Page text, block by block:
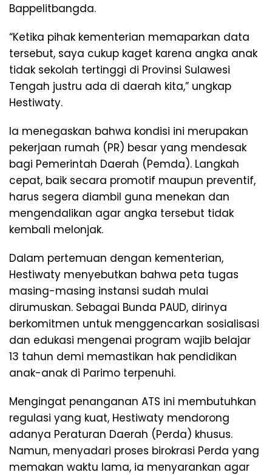
Bappelitbangda.
“Ketika pihak kementerian memaparkan data
tersebut, saya cukup kaget karena angka anak
tidak sekolah tertinggi di Provinsi Sulawesi
Tengah justru ada di daerah kita,” ungkap
Hestiwaty.
Ia menegaskan bahwa kondisi ini merupakan
pekerjaan rumah (PR) besar yang mendesak
bagi Pemerintah Daerah (Pemda). Langkah
cepat, baik secara promotif maupun preventif,
harus segera diambil guna menekan dan
mengendalikan agar angka tersebut tidak
kembali melonjak.
Dalam pertemuan dengan kementerian,
Hestiwaty menyebutkan bahwa peta tugas
masing-masing instansi sudah mulai
dirumuskan. Sebagai Bunda PAUD, dirinya
berkomitmen untuk menggencarkan sosialisasi
dan edukasi mengenai program wajib belajar
13 tahun demi memastikan hak pendidikan
anak-anak di Parimo terpenuhi.
Mengingat penanganan ATS ini membutuhkan
regulasi yang kuat, Hestiwaty mendorong
adanya Peraturan Daerah (Perda) khusus.
Namun, menyadari proses birokrasi Perda yang
memakan waktu lama, ia menyarankan agar